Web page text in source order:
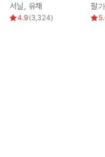
서닐 유채
4.9(3,324)
팔